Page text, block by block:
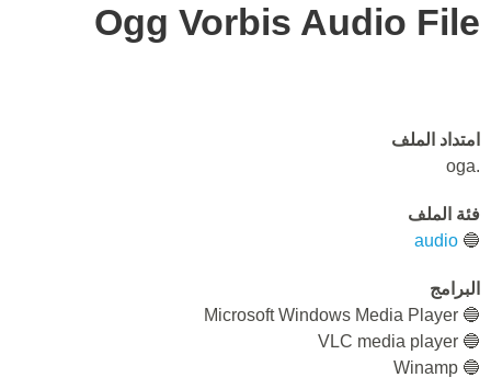
Ogg Vorbis Audio File
امتداد الملف
.oga
فئة الملف
🔵
audio
البرامج
🔵 Microsoft Windows Media Player
🔵 VLC media player
🔵 Winamp